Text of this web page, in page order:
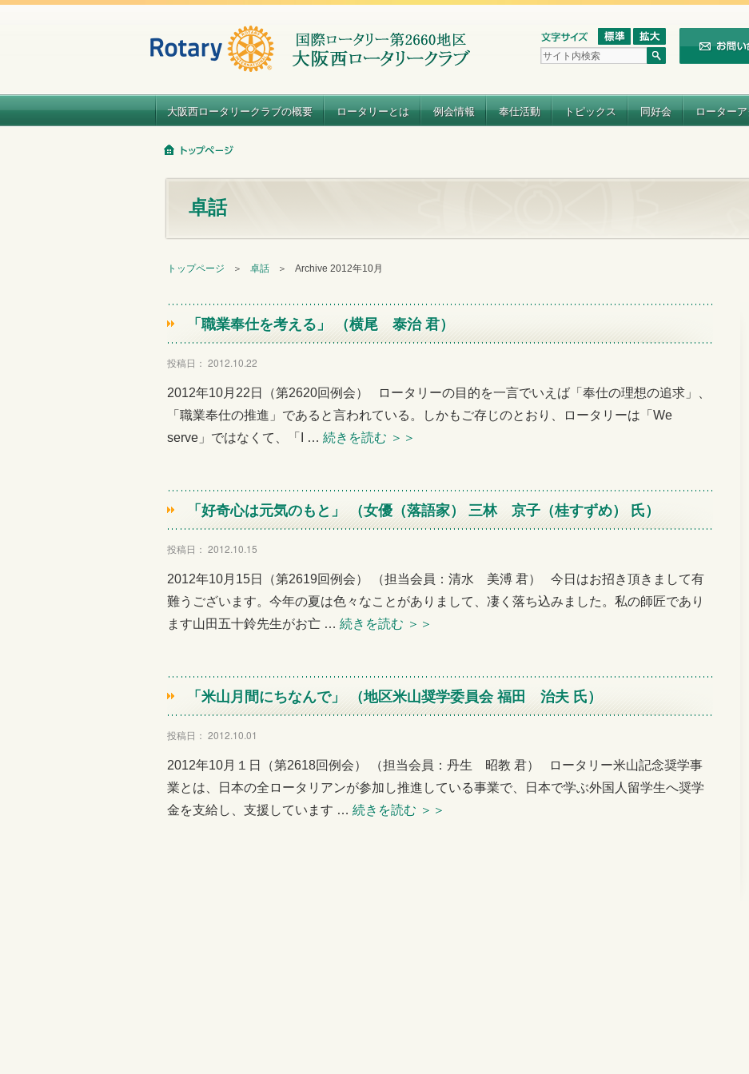
大阪西ロータリークラブの概要 ロータリーとは 例会情報 奉仕活動 トピックス 同好会 ローター
卓話
トップページ ＞ 卓話 ＞ Archive 2012年10月
「職業奉仕を考える」 （横尾 泰治 君）
投稿日： 2012.10.22
2012年10月22日（第2620回例会） ロータリーの目的を一言でいえば「奉仕の理想の追求」、
「職業奉仕の推進」であると言われている。しかもご存じのとおり、ロータリーは「We
serve」ではなくて、「I … 続きを読む ＞＞
「好奇心は元気のもと」 （女優（落語家） 三林 京子（桂すずめ） 氏）
投稿日： 2012.10.15
2012年10月15日（第2619回例会） （担当会員：清水 美溥 君） 今日はお招き頂きまして有
難うございます。今年の夏は色々なことがありまして、凄く落ち込みました。私の師匠であり
ます山田五十鈴先生がお亡 … 続きを読む ＞＞
「米山月間にちなんで」 （地区米山奨学委員会 福田 治夫 氏）
投稿日： 2012.10.01
2012年10月１日（第2618回例会） （担当会員：丹生 昭教 君） ロータリー米山記念奨学事
業とは、日本の全ロータリアンが参加し推進している事業で、日本で学ぶ外国人留学生へ奨学
金を支給し、支援しています … 続きを読む ＞＞